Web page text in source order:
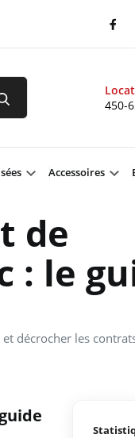
450-
Accessoires
de
: le
décrocher les